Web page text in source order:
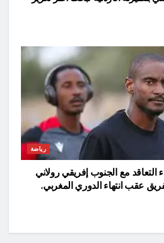
رياضة
التعاقد مع الجنوب إفريقي رولاني
عقب انتهاء الدوري المغربي.